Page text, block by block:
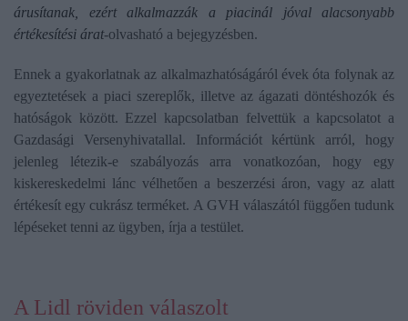
árusítanak, ezért alkalmazzák a piacinál jóval alacsonyabb
értékesítési árat-olvasható a bejegyzésben.
Ennek a gyakorlatnak az alkalmazhatóságáról évek óta folynak az
egyeztetések a piaci szereplők, illetve az ágazati döntéshozók és
hatóságok között. Ezzel kapcsolatban felvettük a kapcsolatot a
Gazdasági Versenyhivatallal. Információt kértünk arról, hogy
jelenleg létezik-e szabályozás arra vonatkozóan, hogy egy
kiskereskedelmi lánc vélhetően a beszerzési áron, vagy az alatt
értékesít egy cukrász terméket. A GVH válaszától függően tudunk
lépéseket tenni az ügyben, írja a testület.
A Lidl röviden válaszolt